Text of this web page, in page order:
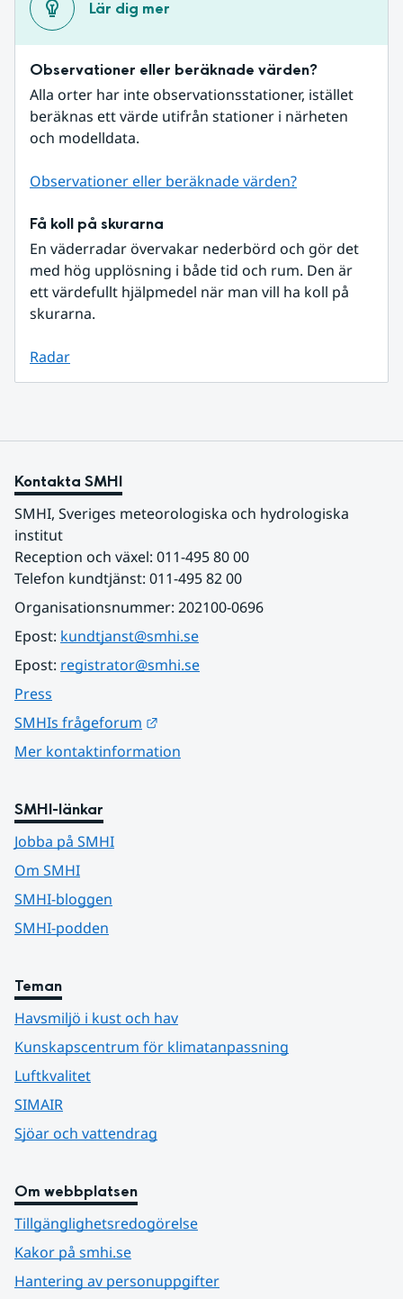
Lär dig mer
Observationer eller beräknade värden?
Alla orter har inte observationsstationer, istället
beräknas ett värde utifrån stationer i närheten
och modelldata.
Observationer eller beräknade värden?
Få koll på skurarna
En väderradar övervakar nederbörd och gör det
med hög upplösning i både tid och rum. Den är
ett värdefullt hjälpmedel när man vill ha koll på
skurarna.
Radar
Kontakta SMHI
SMHI, Sveriges meteorologiska och hydrologiska
institut
Reception och växel: 011-495 80 00
Telefon kundtjänst: 011-495 82 00
Organisationsnummer: 202100-0696
Epost: kundtjanst@smhi.se
Epost: registrator@smhi.se
Press
SMHIs frågeforum
Mer kontaktinformation
SMHI-länkar
Jobba på SMHI
Om SMHI
SMHI-bloggen
SMHI-podden
Teman
Havsmiljö i kust och hav
Kunskapscentrum för klimatanpassning
Luftkvalitet
SIMAIR
Sjöar och vattendrag
Om webbplatsen
Tillgänglighetsredogörelse
Kakor på smhi.se
Hantering av personuppgifter